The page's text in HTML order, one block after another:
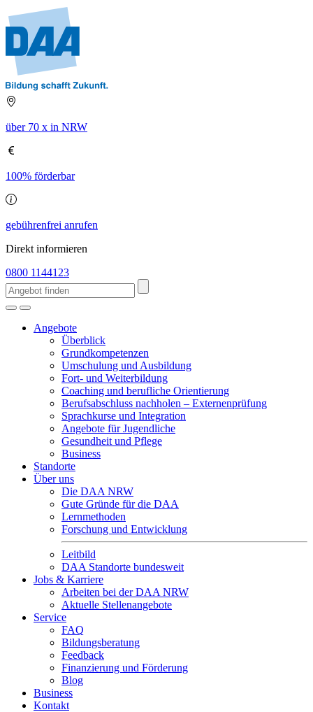
über 70 x in NRW
100% förderbar
gebührenfrei anrufen
Direkt informieren
0800 1144123
Angebote
Überblick
Grundkompetenzen
Umschulung und Ausbildung
Fort- und Weiterbildung
Coaching und berufliche Orientierung
Berufsabschluss nachholen – Externenprüfung
Sprachkurse und Integration
Angebote für Jugendliche
Gesundheit und Pflege
Business
Standorte
Über uns
Die DAA NRW
Gute Gründe für die DAA
Lernmethoden
Forschung und Entwicklung
Leitbild
DAA Standorte bundesweit
Jobs & Karriere
Arbeiten bei der DAA NRW
Aktuelle Stellenangebote
Service
FAQ
Bildungsberatung
Feedback
Finanzierung und Förderung
Blog
Business
Kontakt